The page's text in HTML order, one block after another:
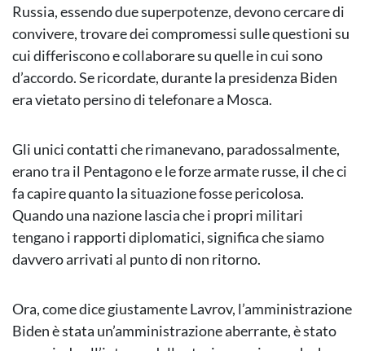
Russia, essendo due superpotenze, devono cercare di
convivere, trovare dei compromessi sulle questioni su
cui differiscono e collaborare su quelle in cui sono
d’accordo. Se ricordate, durante la presidenza Biden
era vietato persino di telefonare a Mosca.
Gli unici contatti che rimanevano, paradossalmente,
erano tra il Pentagono e le forze armate russe, il che ci
fa capire quanto la situazione fosse pericolosa.
Quando una nazione lascia che i propri militari
tengano i rapporti diplomatici, significa che siamo
davvero arrivati al punto di non ritorno.
Ora, come dice giustamente Lavrov, l’amministrazione
Biden è stata un’amministrazione aberrante, è stato